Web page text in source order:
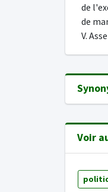
de
de
V.
Voir